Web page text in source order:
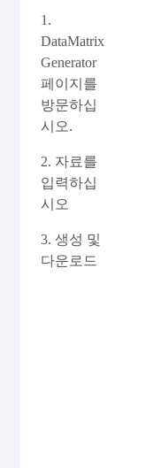
1.
DataMatrix
Generator
페이지를
방문하십
시오.
2. 자료를
입력하십
시오
3. 생성 및
다운로드